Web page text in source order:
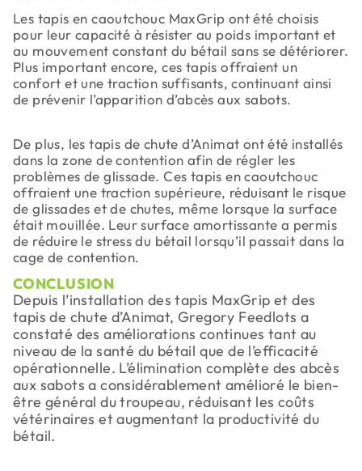
Les tapis en caoutchouc MaxGrip ont été choisis
pour leur capacité à résister au poids important et
au mouvement constant du bétail sans se détériorer.
Plus important encore, ces tapis offraient un
confort et une traction suffisants, continuant ainsi
de prévenir l’apparition d’abcès aux sabots.
De plus, les tapis de chute d’Animat ont été installés
dans la zone de contention afin de régler les
problèmes de glissade. Ces tapis en caoutchouc
offraient une traction supérieure, réduisant le risque
de glissades et de chutes, même lorsque la surface
était mouillée. Leur surface amortissante a permis
de réduire le stress du bétail lorsqu’il passait dans la
cage de contention.
CONCLUSION
Depuis l’installation des tapis MaxGrip et des
tapis de chute d’Animat, Gregory Feedlots a
constaté des améliorations continues tant au
niveau de la santé du bétail que de l’efficacité
opérationnelle. L’élimination complète des abcès
aux sabots a considérablement amélioré le bien-
être général du troupeau, réduisant les coûts
vétérinaires et augmentant la productivité du
bétail.